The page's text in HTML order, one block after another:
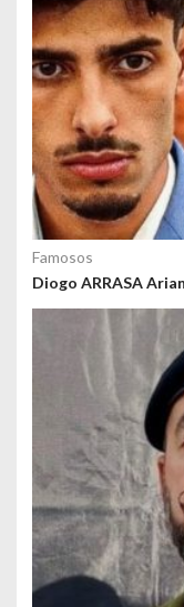
Famosos
Diogo ARRASA